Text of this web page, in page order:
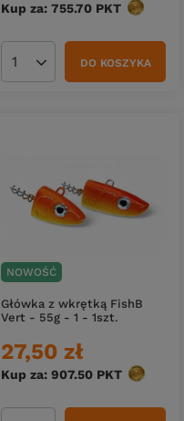
Kup za: 755.70 PKT punktów
Ilość produktówDO KOSZYKA
NOWOŚĆ
Główka z wkrętką FishB
Vert - 55g - 1 - 1szt.
27,50 zł
Kup za: 907.50 PKT punktów